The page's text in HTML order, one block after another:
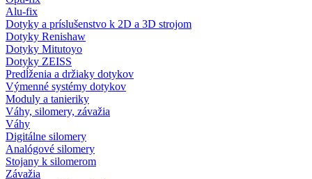
Alu-fix
Dotyky a príslušenstvo k 2D a 3D strojom
Dotyky Renishaw
Dotyky Mitutoyo
Dotyky ZEISS
Predĺženia a držiaky dotykov
Výmenné systémy dotykov
Moduly a tanieriky
Váhy, silomery, závažia
Váhy
Digitálne silomery
Analógové silomery
Stojany k silomerom
Závažia